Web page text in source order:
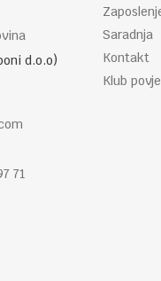
d.o.o)
71
Saradnja
Kontakt
Klub